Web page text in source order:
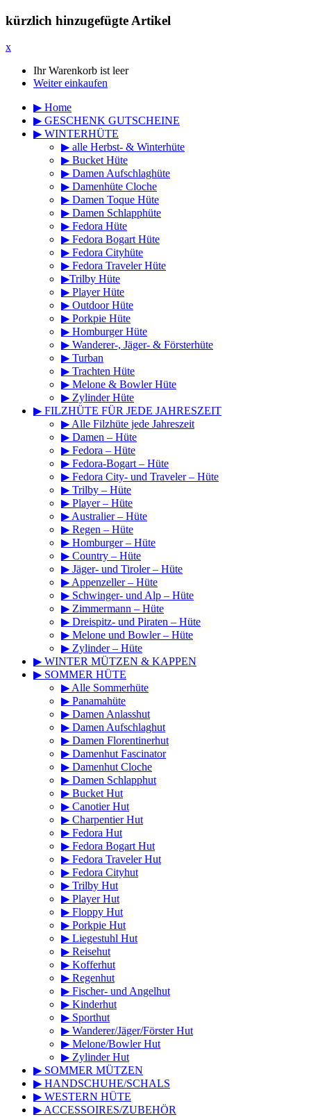
kürzlich hinzugefügte Artikel
x
Ihr Warenkorb ist leer
Weiter einkaufen
▶ Home
▶ GESCHENK GUTSCHEINE
▶ WINTERHÜTE
▶ alle Herbst- & Winterhüte
▶ Bucket Hüte
▶ Damen Aufschlaghüte
▶ Damenhüte Cloche
▶ Damen Toque Hüte
▶ Damen Schlapphüte
▶ Fedora Hüte
▶ Fedora Bogart Hüte
▶ Fedora Cityhüte
▶ Fedora Traveler Hüte
▶Trilby Hüte
▶ Player Hüte
▶ Outdoor Hüte
▶ Porkpie Hüte
▶ Homburger Hüte
▶ Wanderer-, Jäger- & Försterhüte
▶ Turban
▶ Trachten Hüte
▶ Melone & Bowler Hüte
▶ Zylinder Hüte
▶ FILZHÜTE FÜR JEDE JAHRESZEIT
▶ Alle Filzhüte jede Jahreszeit
▶ Damen – Hüte
▶ Fedora – Hüte
▶ Fedora-Bogart – Hüte
▶ Fedora City- und Traveler – Hüte
▶ Trilby – Hüte
▶ Player – Hüte
▶ Australier – Hüte
▶ Regen – Hüte
▶ Homburger – Hüte
▶ Country – Hüte
▶ Jäger- und Tiroler – Hüte
▶ Appenzeller – Hüte
▶ Schwinger- und Alp – Hüte
▶ Zimmermann – Hüte
▶ Dreispitz- und Piraten – Hüte
▶ Melone und Bowler – Hüte
▶ Zylinder – Hüte
▶ WINTER MÜTZEN & KAPPEN
▶ SOMMER HÜTE
▶ Alle Sommerhüte
▶ Panamahüte
▶ Damen Anlasshut
▶ Damen Aufschlaghut
▶ Damen Florentinerhut
▶ Damenhut Fascinator
▶ Damenhut Cloche
▶ Damen Schlapphut
▶ Bucket Hut
▶ Canotier Hut
▶ Charpentier Hut
▶ Fedora Hut
▶ Fedora Bogart Hut
▶ Fedora Traveler Hut
▶ Fedora Cityhut
▶ Trilby Hut
▶ Player Hut
▶ Floppy Hut
▶ Porkpie Hut
▶ Liegestuhl Hut
▶ Reisehut
▶ Kofferhut
▶ Regenhut
▶ Fischer- und Angelhut
▶ Kinderhut
▶ Sporthut
▶ Wanderer/Jäger/Förster Hut
▶ Melone/Bowler Hut
▶ Zylinder Hut
▶ SOMMER MÜTZEN
▶ HANDSCHUHE/SCHALS
▶ WESTERN HÜTE
▶ ACCESSOIRES/ZUBEHÖR